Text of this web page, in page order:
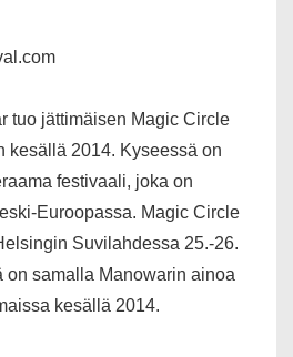
tuo jättimäisen Magic Circle
kesällä 2014. Kyseessä on
festivaali, joka on
Euroopassa. Magic Circle
Suvilahdessa 25.-26.
on samalla Manowarin ainoa
kesällä 2014.